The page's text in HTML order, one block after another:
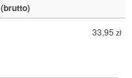
(brutto)
33,95 zł